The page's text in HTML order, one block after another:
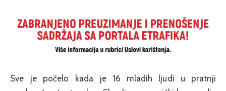
Sve je počelo kada je 16 mladih ljudi u pratnji